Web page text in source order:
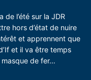
de l’été sur la JDR
hors d’état de nuire
et apprennent que
et il va être temps
masque de fer…